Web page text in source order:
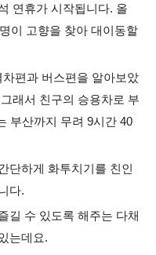
연휴가 시작됩니다. 올
이 고향을 찾아 대이동할
편과 버스편을 알아보았
래서 친구의 승용차로 부
부산까지 무려 9시간 40
단하게 화투치기를 친인
다.
길 수 있도록 해주는 다채
는데요.